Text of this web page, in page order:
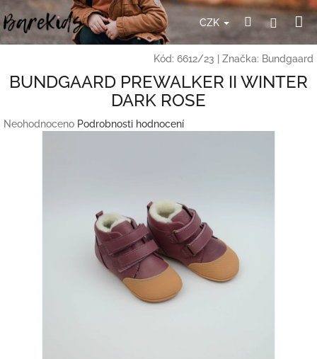
Přejít
na
obsah
CZK Hledat
Kód: 6612/23 Značka: Bundgaard
BUNDGAARD PREWALKER II WINTER
DARK ROSE
Průměrné
Neohodnoceno Podrobnosti hodnocení